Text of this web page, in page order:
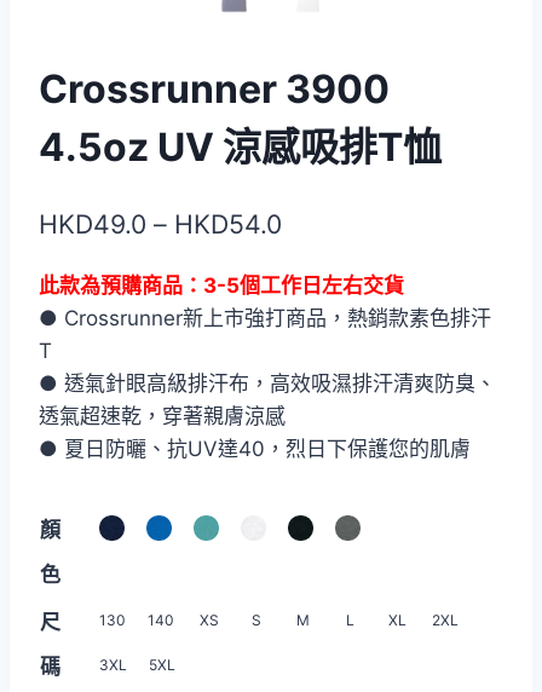
Crossrunner 3900
4.5oz UV 涼感吸排T恤
HKD49.0 – HKD54.0
範
HKD49.0
到
HKD54.0
此款為預購商品：3-5個工作日左右交貨
● Crossrunner新上市強打商品，熱銷款素色排汗
T
● 透氣針眼高級排汗布，高效吸濕排汗清爽防臭、
透氣超速乾，穿著親膚涼感
● 夏日防曬、抗UV達40，烈日下保護您的肌膚
顏
色
尺
碼
130 140 XS S M L XL 2XL
3XL 5XL